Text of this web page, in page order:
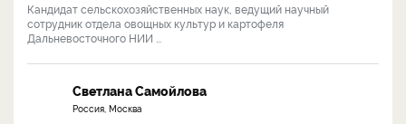
Кандидат сельскохозяйственных наук, ведущий научный
сотрудник отдела овощных культур и картофеля
Дальневосточного НИИ ...
Светлана Самойлова
Россия, Москва